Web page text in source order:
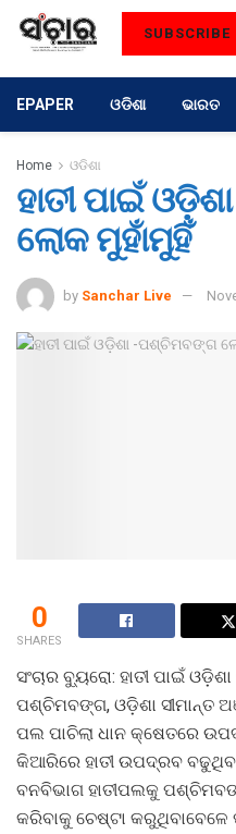
SUBSCRIBE
EPAPER ଓଡିଶା ଭାରତ
Home ଓଡିଶା
ହାତୀ ପାଇଁ
ଲୋକ ମୁହାଁମୁହିଁ
by Sanchar Live
0
SHARES
ସଂଚାର ବ୍ୟୁରୋ: ହାତୀ ପାଇଁ
ପଶ୍ଚିମବଙ୍ଗ, ଓଡ଼ିଶା ସୀମାନ୍ତ
ପଲ ପାଚିଲା ଧାନ କ୍ଷେତରେ
କିଆରିରେ ହାତୀ ଉପଦ୍ରବ
ବନବିଭାଗ ହାତୀପଲକୁ
କରିବାକୁ ଚେଷ୍ଟା